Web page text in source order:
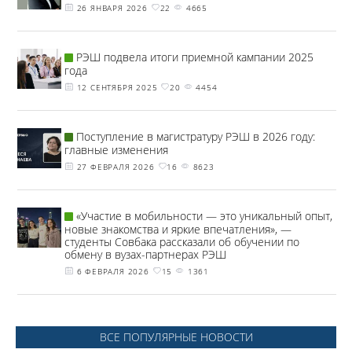
26 ЯНВАРЯ 2026 22 4665
РЭШ подвела итоги приемной кампании 2025
года
12 СЕНТЯБРЯ 2025 20 4454
Поступление в магистратуру РЭШ в 2026 году:
главные изменения
27 ФЕВРАЛЯ 2026 16 8623
«Участие в мобильности — это уникальный опыт,
новые знакомства и яркие впечатления», —
студенты Совбака рассказали об обучении по
обмену в вузах-партнерах РЭШ
6 ФЕВРАЛЯ 2026 15 1361
ВСЕ ПОПУЛЯРНЫЕ НОВОСТИ